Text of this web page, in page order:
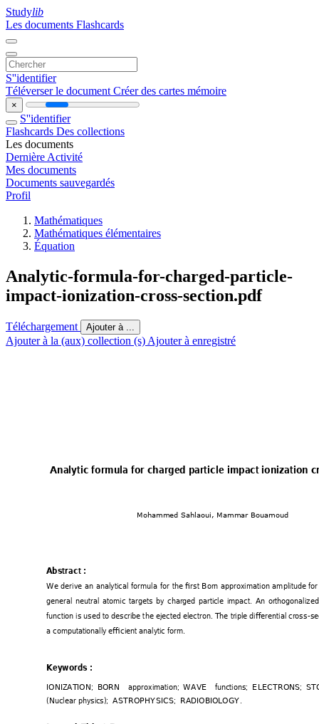
Studylib
Les documents Flashcards
S''identifier
Téléverser le document Créer des cartes mémoire
×
S''identifier
Flashcards Des collections
Les documents
Dernière Activité
Mes documents
Documents sauvegardés
Profil
Mathématiques
Mathématiques élémentaires
Équation
Analytic-formula-for-charged-particle-
impact-ionization-cross-section.pdf
Téléchargement Ajouter à ...
Ajouter à la (aux) collection (s) Ajouter à enregistré
Analytic formula for charged particle impact ionization
Mohammed Sahl aoui, Mammar Bouamoud
Abstract :
We derive an analytical formula for the first Born approximation amplitude for
general neutral atomic targets by charged particle impact. An orthogonalized
function is used to describe the ejected electron. The triple differential cross-
a computationally efficient analytic form.
Keywords :
IONIZATION;  BORN approximation; WAVE functions;  ELECTRONS;
(Nuclear physics);  ASTROPHYSICS;  RADIOBIOLOGY.